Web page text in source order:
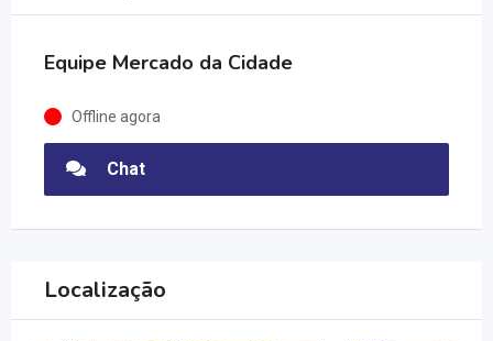
Equipe Mercado da Cidade
Offline agora
Chat
Localização